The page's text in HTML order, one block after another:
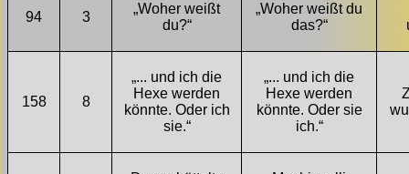
94 3
„Woher weißt
du?“
„Woher weißt du
das?“
158 8
„... und ich die
Hexe werden
könnte. Oder ich
sie.“
„... und ich die
Hexe werden
könnte. Oder sie
ich.“